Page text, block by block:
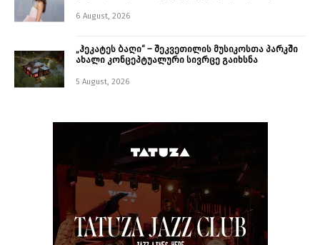
6 August, 2026
„ჰეკატეს ბაღი“ – შეკვეთილის მუსიკოსთა პარკში
ახალი კონცეპტუალური სივრცე გაიხსნა ￼
5 August, 2026